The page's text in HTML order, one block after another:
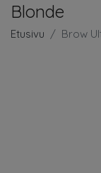
Blonde
Etusivu Brow